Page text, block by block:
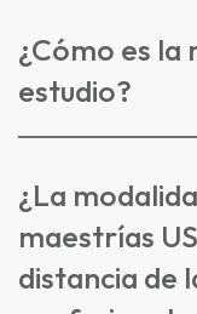
¿Cómo es la
estudio?
¿La
maestrías
distancia de